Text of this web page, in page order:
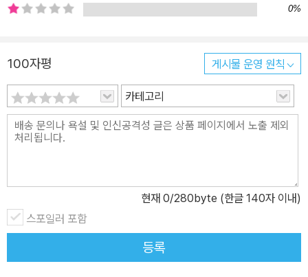
난다. 복작복작 따뜻하고 행복한 장갑 아파트 전통적인 동화를 현대
동물들이 차례로 들어간다. 동물들이 차례로 장갑 안에 들어갈 때마
다 창문이 생기고 밤이 되면 창문에 불도 켜진다. 그런데 동물들이 다
들어가도 장갑은 모양이 변하지 않고 그대로다. 과연 어떻게 된 것일
까? 작가는 동물들로 꽉 찬 장갑을 ‘장갑 아파트’로 부르며, 세밀한 장
갑 아파트 안내도를 그림으로 보여준다. 장갑 아파트 안내도를 보면
고, 2층에는 토끼와 여우, 늑대, 멧돼지가 살고 있다. 장갑 아파트는
많은 동물들로 복작복작해졌지만, 동물들은 각자 개성대로 꾸며놓은
공간에서 편안해 보인다. 하나의 문으로 들어가 여러 개의 집으로 나
누어진 장갑 아파트는 지금의 아파트와도 닮았다. 아파트라는 주거
0%
100자평 게시물 운영 원칙
카테고리
현재 0/280byte (한글 140자 이내)
스포일러 포함
등록